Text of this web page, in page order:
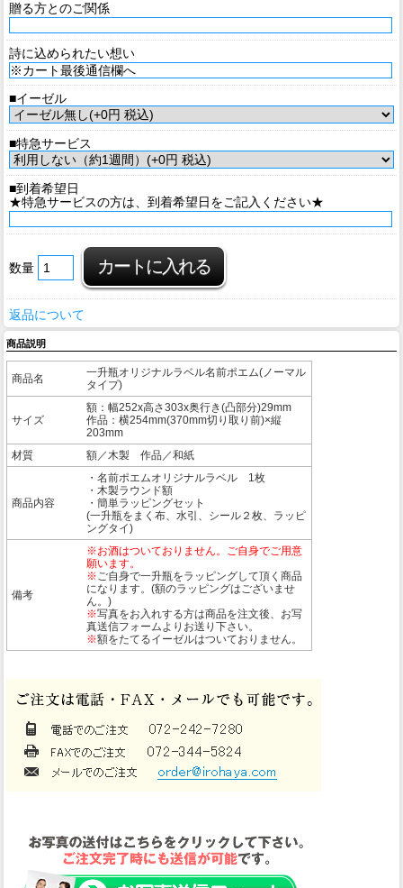
贈る方とのご関係
詩に込められたい想い
■イーゼル
■特急サービス
■到着希望日
★特急サービスの方は、到着希望日をご記入ください★
数量
返品について
商品説明
商品名
一升瓶オリジナルラベル名前ポエム(ノーマル
タイプ)
サイズ
額：幅252x高さ303x奥行き(凸部分)29mm
作品：横254mm(370mm切り取り前)×縦
203mm
材質
額／木製 作品／和紙
商品内容
・名前ポエムオリジナルラベル 1枚
・木製ラウンド額
・簡単ラッピングセット
(一升瓶をまく布、水引、シール２枚、ラッピ
ングタイ)
備考
※お酒はついておりません。ご自身でご用意
願います。
※ご自身で一升瓶をラッピングして頂く商品
になります。(額のラッピングはございませ
ん。)
※写真をお入れする方は商品を注文後、お写
真送信フォームよりお送り下さい。
※額をたてるイーゼルはついておりません。